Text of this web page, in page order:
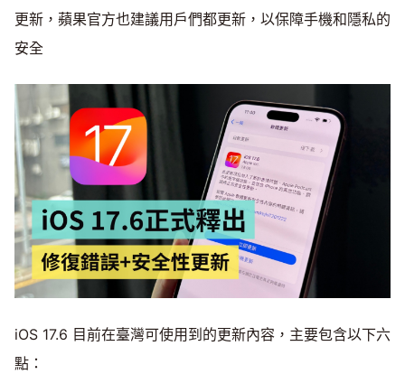
更新，蘋果官方也建議用戶們都更新，以保障手機和隱私的
安全
iOS 17.6 目前在臺灣可使用到的更新內容，主要包含以下六
點：